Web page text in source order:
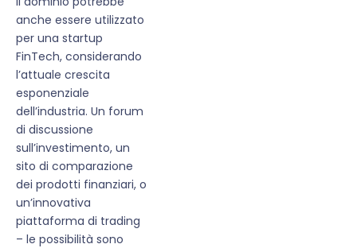
anche essere utilizzato
per una startup
FinTech, considerando
l’attuale crescita
esponenziale
dell’industria. Un forum
di discussione
sull’investimento, un
sito di comparazione
dei prodotti finanziari, o
un’innovativa
piattaforma di trading
– le possibilità sono